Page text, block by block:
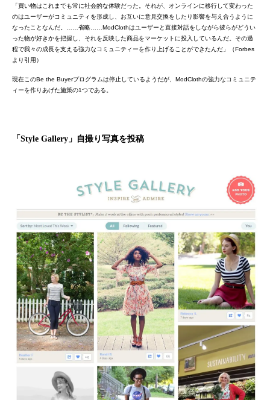
「買い物はこれまでも常に社会的な体験だった。それが、オンラインに移行して変わった
のはユーザーがコミュニティを形成し、お互いに意見交換をしたり影響を与え合うように
なったことなんだ。……省略……ModClothはユーザーと直接対話をしながら彼らがどうい
った物が好きかを把握し、それを反映した商品をマーケットに投入しているんだ。その過
程で我々の成長を支える強力なコミュニティーを作り上げることができたんだ」（Forbes
より引用）
現在このBe the Buyerプログラムは停止しているようだが、ModClothの強力なコミュニテ
ィーを作りあげた施策の1つである。
「 Style Gallery 」自撮り写真を投稿